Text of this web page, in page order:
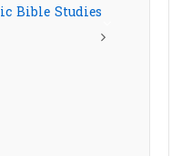
Bible Studies